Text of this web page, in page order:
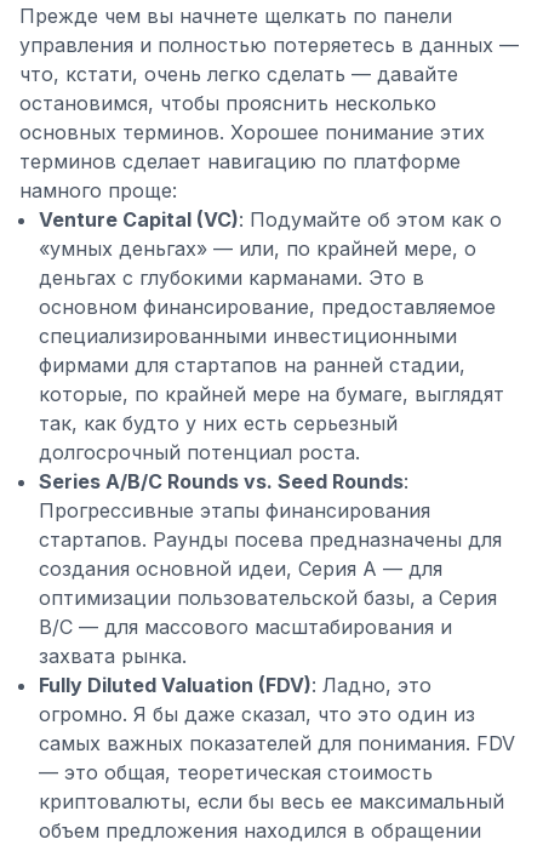
Прежде чем вы начнете щелкать по панели
управления и полностью потеряетесь в данных —
что, кстати, очень легко сделать — давайте
остановимся, чтобы прояснить несколько
основных терминов. Хорошее понимание этих
терминов сделает навигацию по платформе
намного проще:
Venture Capital (VC): Подумайте об этом как о
«умных деньгах» — или, по крайней мере, о
деньгах с глубокими карманами. Это в
основном финансирование, предоставляемое
специализированными инвестиционными
фирмами для стартапов на ранней стадии,
которые, по крайней мере на бумаге, выглядят
так, как будто у них есть серьезный
долгосрочный потенциал роста.
Series A/B/C Rounds vs. Seed Rounds:
Прогрессивные этапы финансирования
стартапов. Раунды посева предназначены для
создания основной идеи, Серия A — для
оптимизации пользовательской базы, а Серия
B/C — для массового масштабирования и
захвата рынка.
Fully Diluted Valuation (FDV): Ладно, это
огромно. Я бы даже сказал, что это один из
самых важных показателей для понимания. FDV
— это общая, теоретическая стоимость
криптовалюты, если бы весь ее максимальный
объем предложения находился в обращении